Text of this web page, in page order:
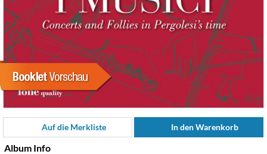
Auf die Merkliste In den Warenkorb
Album Info